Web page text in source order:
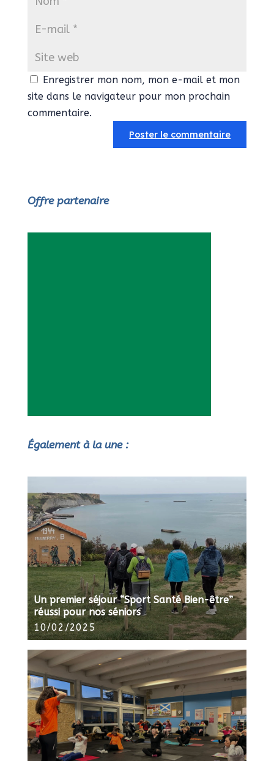
Enregistrer mon nom, mon e-mail et mon
site dans le navigateur pour mon prochain
commentaire.
Offre partenaire
Également à la une :
Un premier séjour “Sport Santé Bien-être”
réussi pour nos séniors
10/02/2025